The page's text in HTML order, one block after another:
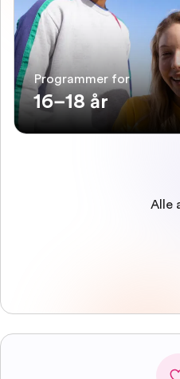
Programmer for
16–18 år
Alle